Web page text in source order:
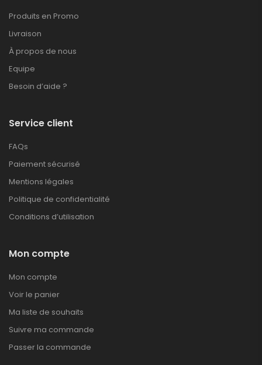
Produits en Promo
Livraison
À propos de nous
Equipe
Besoin d’aide ?
Service client
FAQs
Paiement sécurisé
Mentions légales
Politique de confidentialité
Conditions d’utilisation
Mon compte
Mon compte
Voir le panier
Ma liste de souhaits
Suivre ma commande
Passer la commande